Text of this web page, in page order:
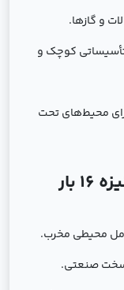
و گازها.
کوچک و
محیط‌های تحت
ویژگی‌های کلیدی فلنج گالوانیزه 16 بار
محیطی مخرب.
سخت صنعتی.